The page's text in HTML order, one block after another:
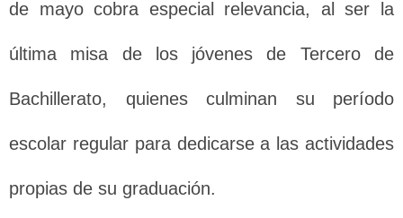
de mayo cobra especial relevancia, al ser la
última misa de los jóvenes de Tercero de
Bachillerato, quienes culminan su período
escolar regular para dedicarse a las actividades
propias de su graduación.